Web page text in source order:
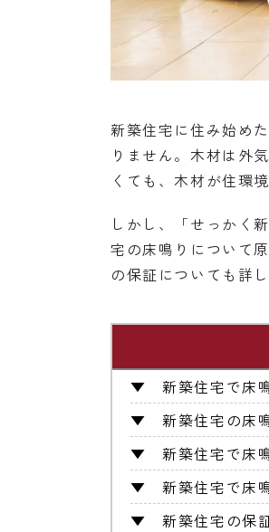
新築住宅に住み始め
りません。木材は外
くても、木材が住環
しかし、「せっかく
宅の床鳴りについて
の保証についても詳
▼新築住宅で床
▼新築住宅の床
▼新築住宅で床
▼新築住宅で床
▼新築住宅の保